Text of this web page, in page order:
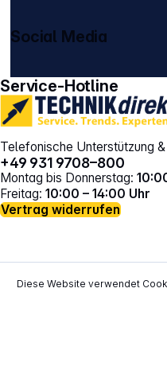
Service-Hotline
Telefonische Unterstützung
+49 931 9708–800
Montag bis Donnerstag:
Freitag: 10:00 – 14:00 Uhr
Vertrag widerrufen
Social Media
Diese Website verwendet